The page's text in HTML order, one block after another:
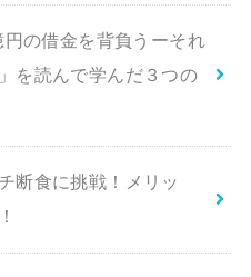
の借金を背負うーそれ
を読んで学んだ３つの
断食に挑戦！メリッ